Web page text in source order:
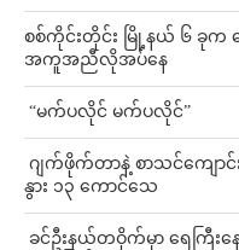
စစ်ကိုင်းတိုင်း မြို့နယ် ၆ ခုက
အကူအညီလိုအပ်နေ
⁨ ⁨“မက်ပလိုင် မက်ပလိုင်”
ဂျက်ဖိုက်တာနဲ့ စာသင်ကျောင်
နွား ၁၃ ကောင်သေ
ခင်ဦးနယ်တဝိုက်မှာ ရေကြီး